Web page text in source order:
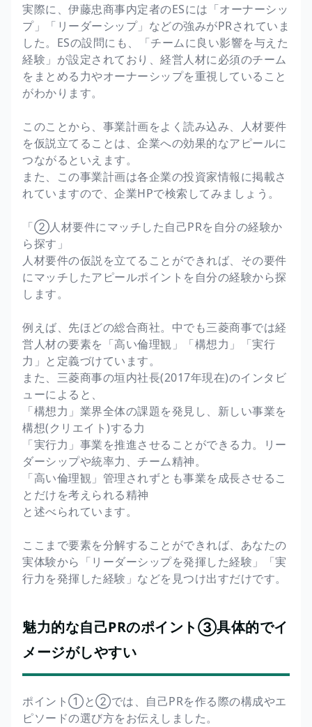
実際に、伊藤忠商事内定者のESには「オーナーシッ
プ」「リーダーシップ」などの強みがPRされていま
した。ESの設問にも、「チームに良い影響を与えた
経験」が設定されており、経営人材に必須のチーム
をまとめる力やオーナーシップを重視していること
がわかります。
このことから、事業計画をよく読み込み、人材要件
を仮説立てることは、企業への効果的なアピールに
つながるといえます。
また、この事業計画は各企業の投資家情報に掲載さ
れていますので、企業HPで検索してみましょう。
「②人材要件にマッチした自己PRを自分の経験か
ら探す」
人材要件の仮説を立てることができれば、その要件
にマッチしたアピールポイントを自分の経験から探
します。
例えば、先ほどの総合商社。中でも三菱商事では経
営人材の要素を「高い倫理観」「構想力」「実行
力」と定義づけています。
また、三菱商事の垣内社長(2017年現在)のインタビ
ューによると、
「構想力」業界全体の課題を発見し、新しい事業を
構想(クリエイト)する力
「実行力」事業を推進させることができる力。リー
ダーシップや統率力、チーム精神。
「高い倫理観」管理されずとも事業を成長させるこ
とだけを考えられる精神
と述べられています。
ここまで要素を分解することができれば、あなたの
実体験から「リーダーシップを発揮した経験」「実
行力を発揮した経験」などを見つけ出すだけです。
魅力的な自己PRのポイント③具体的でイ
メージがしやすい
ポイント①と②では、自己PRを作る際の構成やエ
ピソードの選び方をお伝えしました。